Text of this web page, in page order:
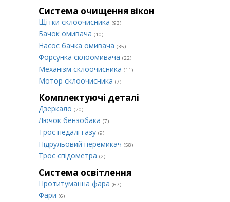
Система очищення вікон
Щітки склоочисника (93)
Бачок омивача (10)
Насос бачка омивача (35)
Форсунка склоомивача (22)
Механізм склоочисника (11)
Мотор склоочисника (7)
Комплектуючі деталі
Дзеркало (20)
Лючок бензобака (7)
Трос педалі газу (9)
Підрульовий перемикач (58)
Трос спідометра (2)
Система освітлення
Протитуманна фара (67)
Фари (6)